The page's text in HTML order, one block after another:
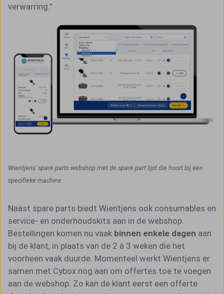
verwarring.”
Wientjens' spare parts webshop met de spare part lijst die hoort bij een
specifieke machine.
Naast spare parts biedt Wientjens ook consumables en
service- en onderhoudskits aan in de webshop.
Bestellingen komen nu vaak binnen enkele dagen aan
bij de klant, in plaats van de 2 à 3 weken die het
voorheen vaak duurde. Momenteel werkt Wientjens er
samen met Cybox nog aan om offertes toe te voegen
aan de webshop. Zo kan de klant eerst een offerte